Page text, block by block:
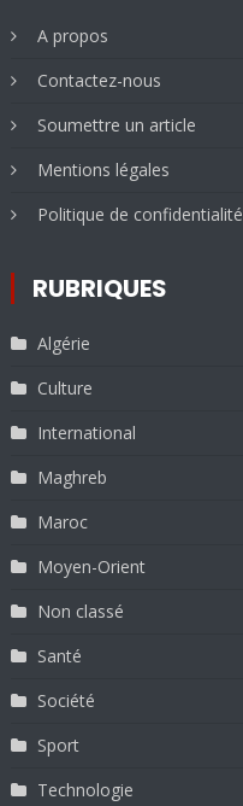
A propos
Contactez-nous
Soumettre un article
Mentions légales
Politique de confidentialité
RUBRIQUES
Algérie
Culture
International
Maghreb
Maroc
Moyen-Orient
Non classé
Santé
Société
Sport
Technologie